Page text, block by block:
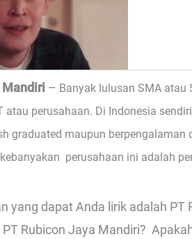
Mandiri – Banyak lulusan SMA
atau perusahaan. Di Indonesia
graduated maupun berpengalaman
perusahaan ini adalah
yang dapat Anda lirik adalah PT
Rubicon Jaya Mandiri?